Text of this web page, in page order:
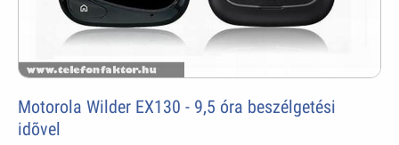
Motorola Wilder EX130 - 9,5 óra beszélgetési
idõvel